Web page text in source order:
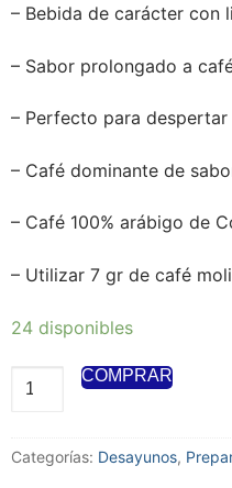
– Bebida de carácter con
– Sabor prolongado a
– Perfecto para
– Café dominante de
– Café 100% arábigo de
– Utilizar 7 gr de café
24 disponibles
COMPRAR
Categorías: Desayunos,